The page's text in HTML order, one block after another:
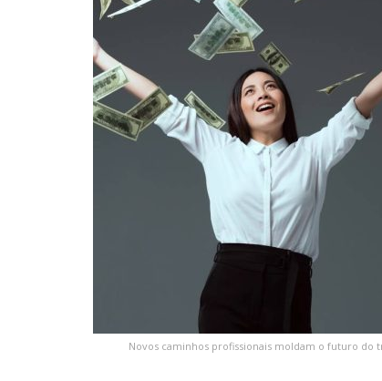
Novos caminhos profissionais moldam o futuro do